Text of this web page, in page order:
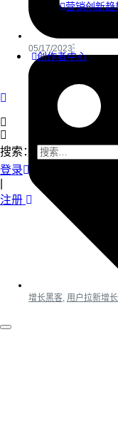
营销创新趋
创作者中心
搜索：
登录
注册
05/17/2023
增长黑客 用户拉新增长